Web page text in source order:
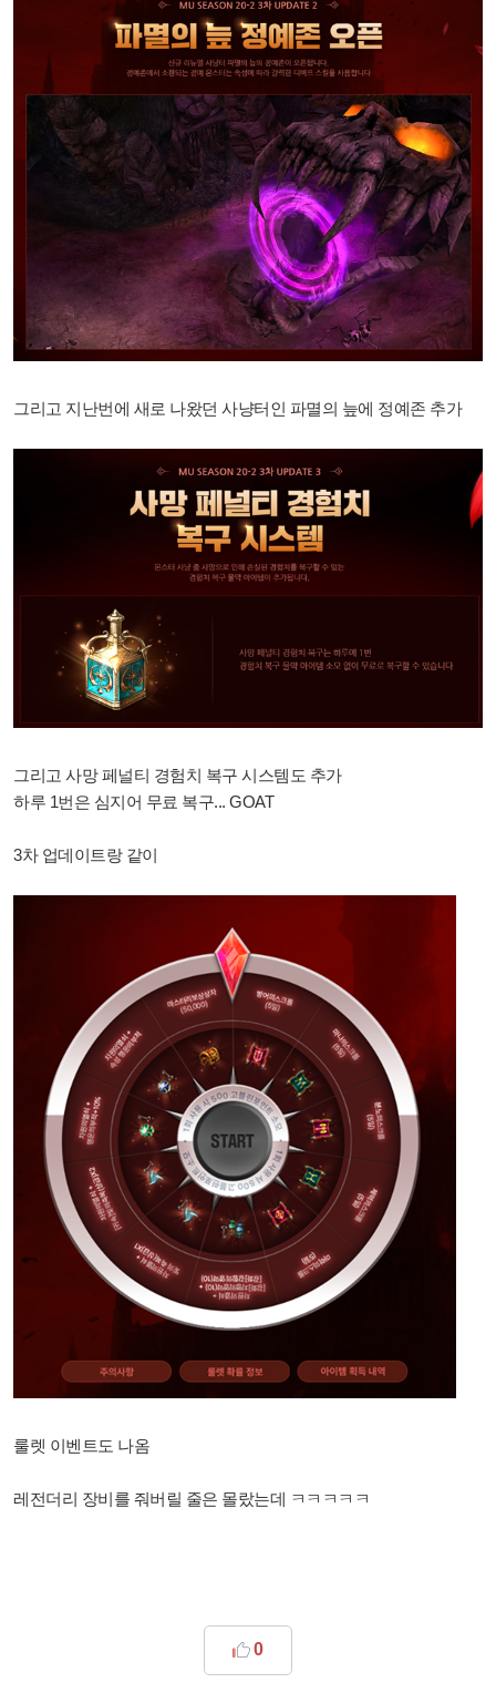
그리고 지난번에 새로 나왔던 사냥터인 파멸의 늪에 정예존 추가
그리고 사망 페널티 경험치 복구 시스템도 추가
하루 1번은 심지어 무료 복구... GOAT
3차 업데이트랑 같이
룰렛 이벤트도 나옴
레전더리 장비를 줘버릴 줄은 몰랐는데 ㅋㅋㅋㅋㅋ
0